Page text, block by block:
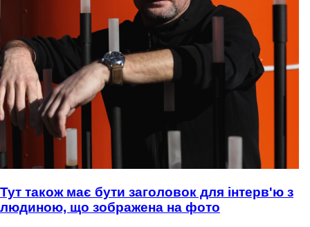
Тут також має бути заголовок для інтерв'ю з
людиною, що зображена на фото